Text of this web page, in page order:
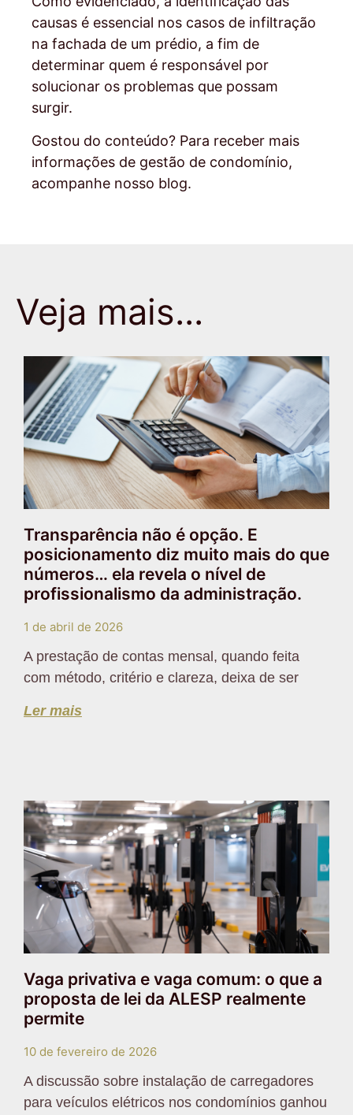
causas é essencial nos casos de infiltração
na fachada de um prédio, a fim de
determinar quem é responsável por
solucionar os problemas que possam
surgir.
Gostou do conteúdo? Para receber mais
informações de gestão de condomínio,
acompanhe nosso blog.
Veja mais...
Transparência não é opção. E
posicionamento diz muito mais do que
números… ela revela o nível de
profissionalismo da administração.
1 de abril de 2026
A prestação de contas mensal, quando feita
com método, critério e clareza, deixa de ser
Ler mais
Vaga privativa e vaga comum: o que a
proposta de lei da ALESP realmente
permite
10 de fevereiro de 2026
A discussão sobre instalação de carregadores
para veículos elétricos nos condomínios ganhou